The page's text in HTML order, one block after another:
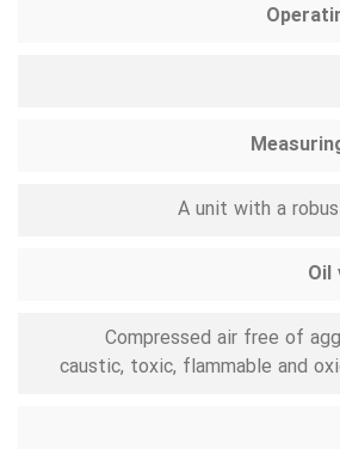
A unit with a
Oil
Compressed air free of
caustic, toxic, flammable and